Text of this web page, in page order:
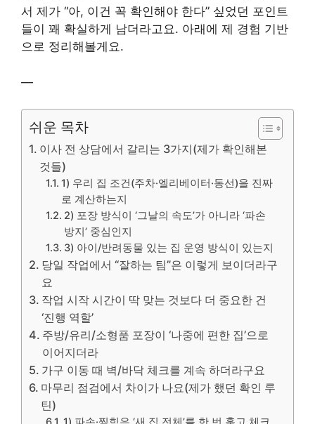
서 제가 “아, 이건 꼭 확인해야 한다” 싶었던 포인트
들이 꽤 확실하게 남더라고요. 아래에 제 경험 기반
으로 정리해볼게요.
—
쉬운 목차
이사 전 상담에서 갈리는 3가지(제가 확인해본
것들)
1) 우리 집 조건(주차·엘리베이터·동선)을 진짜
로 계산하는지
2) 포장 방식이 ‘그날의 속도’가 아니라 ‘파손
방지’ 중심인지
3) 아이/반려동물 있는 집 운영 방식이 있는지
당일 작업에서 “잘하는 팀”은 이렇게 보이더라구
요
작업 시작 시간이 딱 맞는 것보다 더 중요한 건
‘진행 역할’
주방/유리/소형품 포장이 ‘나중에 편한 집’으로
이어지더라
가구 이동 때 벽/바닥 체크를 계속 하더라구요
마무리 점검에서 차이가 나요(제가 했던 확인 루
틴)